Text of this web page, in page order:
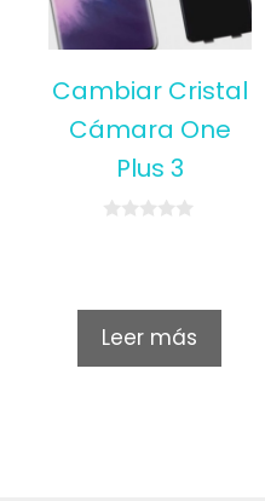
Cambiar Cristal
Cámara One
Plus 3
5
Leer más